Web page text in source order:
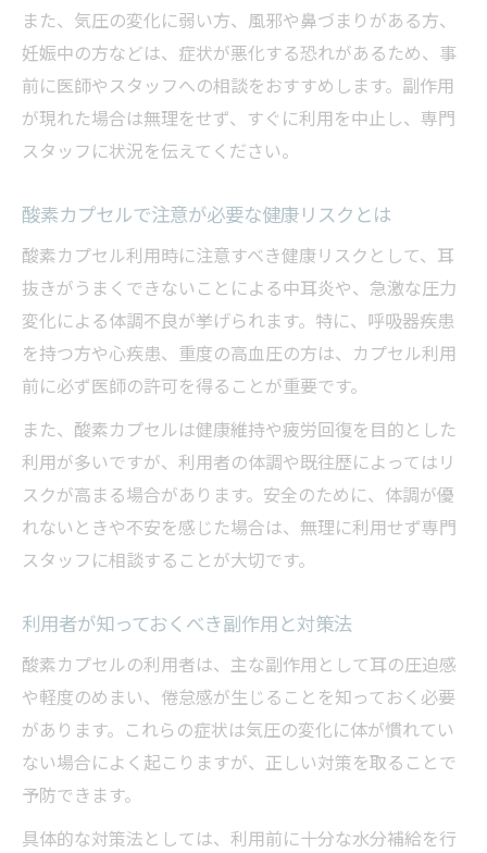
また、気圧の変化に弱い方、風邪や鼻づまりがある方、
妊娠中の方などは、症状が悪化する恐れがあるため、事
前に医師やスタッフへの相談をおすすめします。副作用
が現れた場合は無理をせず、すぐに利用を中止し、専門
スタッフに状況を伝えてください。
酸素カプセルで注意が必要な健康リスクとは
酸素カプセル利用時に注意すべき健康リスクとして、耳
抜きがうまくできないことによる中耳炎や、急激な圧力
変化による体調不良が挙げられます。特に、呼吸器疾患
を持つ方や心疾患、重度の高血圧の方は、カプセル利用
前に必ず医師の許可を得ることが重要です。
また、酸素カプセルは健康維持や疲労回復を目的とした
利用が多いですが、利用者の体調や既往歴によってはリ
スクが高まる場合があります。安全のために、体調が優
れないときや不安を感じた場合は、無理に利用せず専門
スタッフに相談することが大切です。
利用者が知っておくべき副作用と対策法
酸素カプセルの利用者は、主な副作用として耳の圧迫感
や軽度のめまい、倦怠感が生じることを知っておく必要
があります。これらの症状は気圧の変化に体が慣れてい
ない場合によく起こりますが、正しい対策を取ることで
予防できます。
具体的な対策法としては、利用前に十分な水分補給を行